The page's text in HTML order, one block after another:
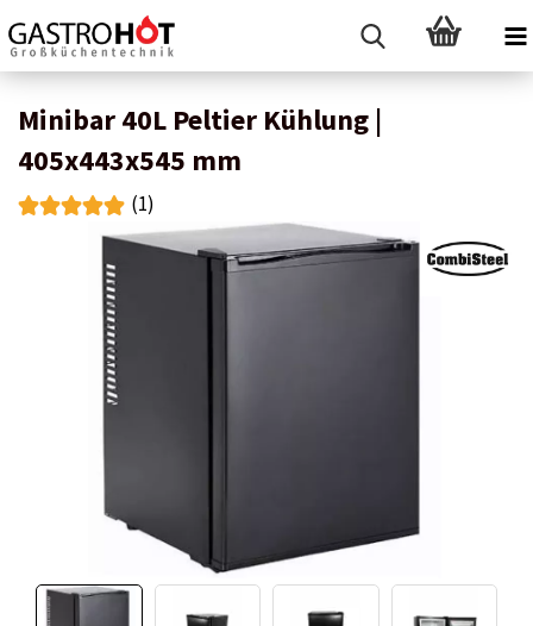
Minibar 40L Peltier Kühlung |
405x443x545 mm
(1)